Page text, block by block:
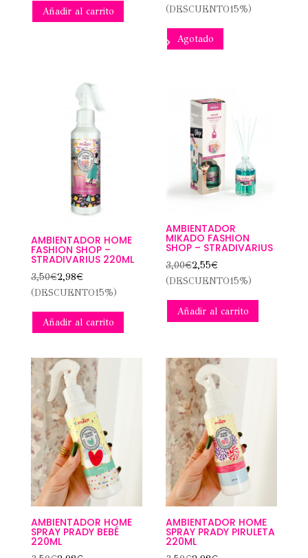
Añadir al carrito
(DESCUENTO15%)
Agotado
AMBIENTADOR HOME
FASHION SHOP –
STRADIVARIUS 220ML
3,50€2,98€
(DESCUENTO15%)
Añadir al carrito
AMBIENTADOR
MIKADO FASHION
SHOP – STRADIVARIUS
3,00€2,55€
(DESCUENTO15%)
Añadir al carrito
AMBIENTADOR HOME
SPRAY PRADY BEBÉ
220ML
AMBIENTADOR HOME
SPRAY PRADY PIRULETA
220ML